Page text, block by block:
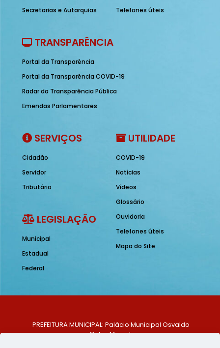
Secretarias e Autarquias
Telefones úteis
TRANSPARÊNCIA
Portal da Transparência
Portal da Transparência COVID-19
Radar da Transparência Pública
Emendas Parlamentares
SERVIÇOS
Cidadão
Servidor
Tributário
LEGISLAÇÃO
Municipal
Estadual
Federal
UTILIDADE
COVID-19
Notícias
Vídeos
Glossário
Ouvidoria
Telefones úteis
Mapa do Site
PREFEITURA MUNICIPAL: Palácio Municipal Osvaldo
Celso Maciel